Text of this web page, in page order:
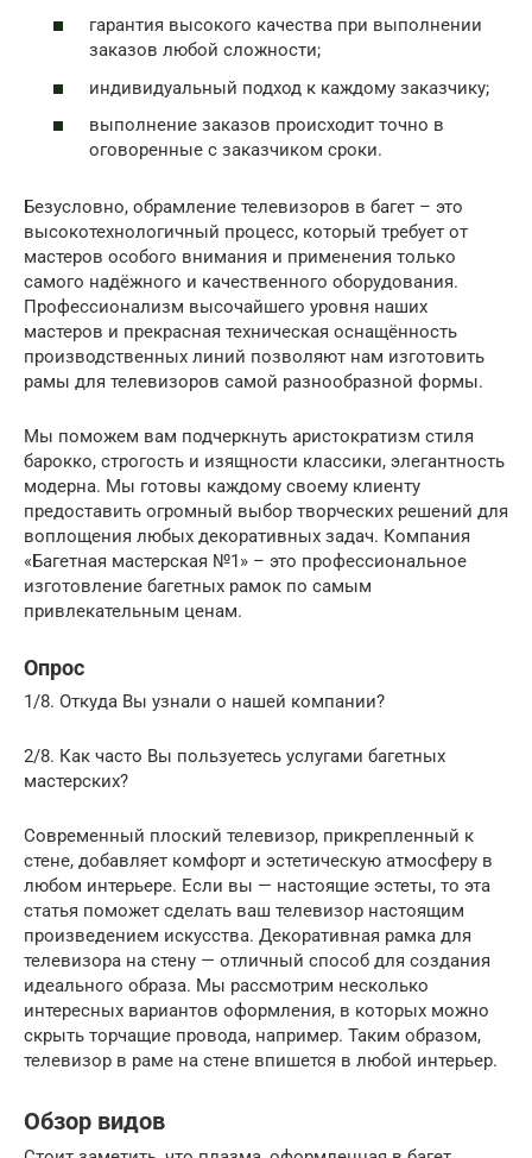
гарантия высокого качества при выполнении
заказов любой сложности;
индивидуальный подход к каждому заказчику;
выполнение заказов происходит точно в
оговоренные с заказчиком сроки.
Безусловно, обрамление телевизоров в багет – это
высокотехнологичный процесс, который требует от
мастеров особого внимания и применения только
самого надёжного и качественного оборудования.
Профессионализм высочайшего уровня наших
мастеров и прекрасная техническая оснащённость
производственных линий позволяют нам изготовить
рамы для телевизоров самой разнообразной формы.
Мы поможем вам подчеркнуть аристократизм стиля
барокко, строгость и изящности классики, элегантность
модерна. Мы готовы каждому своему клиенту
предоставить огромный выбор творческих решений для
воплощения любых декоративных задач. Компания
«Багетная мастерская №1» – это профессиональное
изготовление багетных рамок по самым
привлекательным ценам.
Опрос
1/8. Откуда Вы узнали о нашей компании?
2/8. Как часто Вы пользуетесь услугами багетных
мастерских?
Современный плоский телевизор, прикрепленный к
стене, добавляет комфорт и эстетическую атмосферу в
любом интерьере. Если вы — настоящие эстеты, то эта
статья поможет сделать ваш телевизор настоящим
произведением искусства. Декоративная рамка для
телевизора на стену — отличный способ для создания
идеального образа. Мы рассмотрим несколько
интересных вариантов оформления, в которых можно
скрыть торчащие провода, например. Таким образом,
телевизор в раме на стене впишется в любой интерьер.
Обзор видов